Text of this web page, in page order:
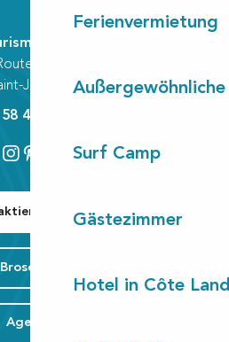
Ferienvermietung
Surf Camp
Gästezimmer
Hotel in Côte
Sie uns
Broschüre
Agenda
Communautaire
des Lacs
Julien-en-Born
42 89 80